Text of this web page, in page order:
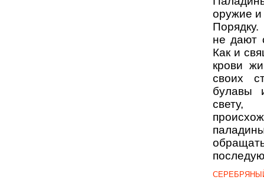
оружие и
не дают
Как и
крови
своих
булавы